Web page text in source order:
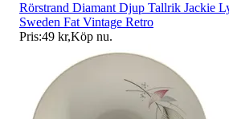
Rörstrand Diamant Djup Tallrik Jackie
Sweden Fat Vintage Retro
Pris:49 kr,Köp nu.